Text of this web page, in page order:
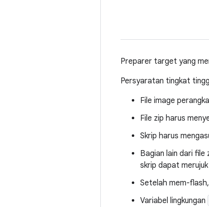
Preparer target yang
Persyaratan tingkat
File image
File zip harus
Skrip harus
Bagian lain dari
skrip dapat
Setelah mem-
Variabel lingkungan